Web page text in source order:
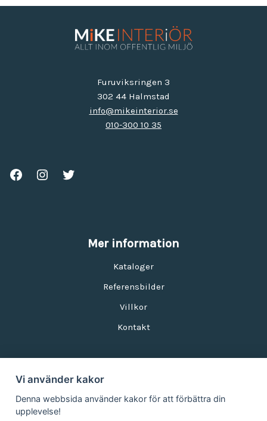
Furuviksringen 3
302 44 Halmstad
info@mikeinterior.se
010-300 10 35
Mer information
Kataloger
Referensbilder
Villkor
Kontakt
Vi använder kakor
Denna webbsida använder kakor för att förbättra din
upplevelse!